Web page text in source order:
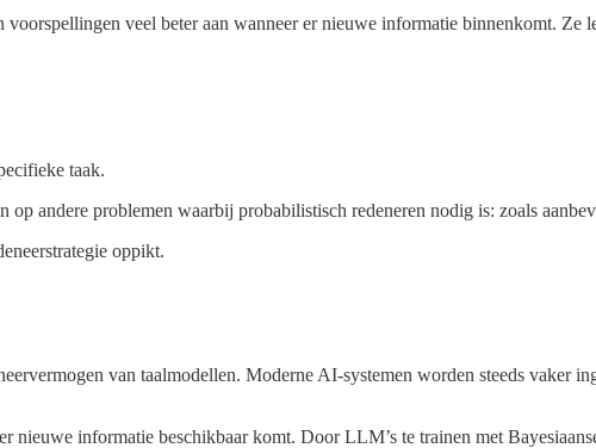
veel beter aan wanneer er nieuwe informatie binnenkomt. Ze
taak.
andere problemen waarbij probabilistisch redeneren nodig is: zoals
oppikt.
van taalmodellen. Moderne AI-systemen worden steeds vaker
nieuwe informatie beschikbaar komt. Door LLM’s te trainen met